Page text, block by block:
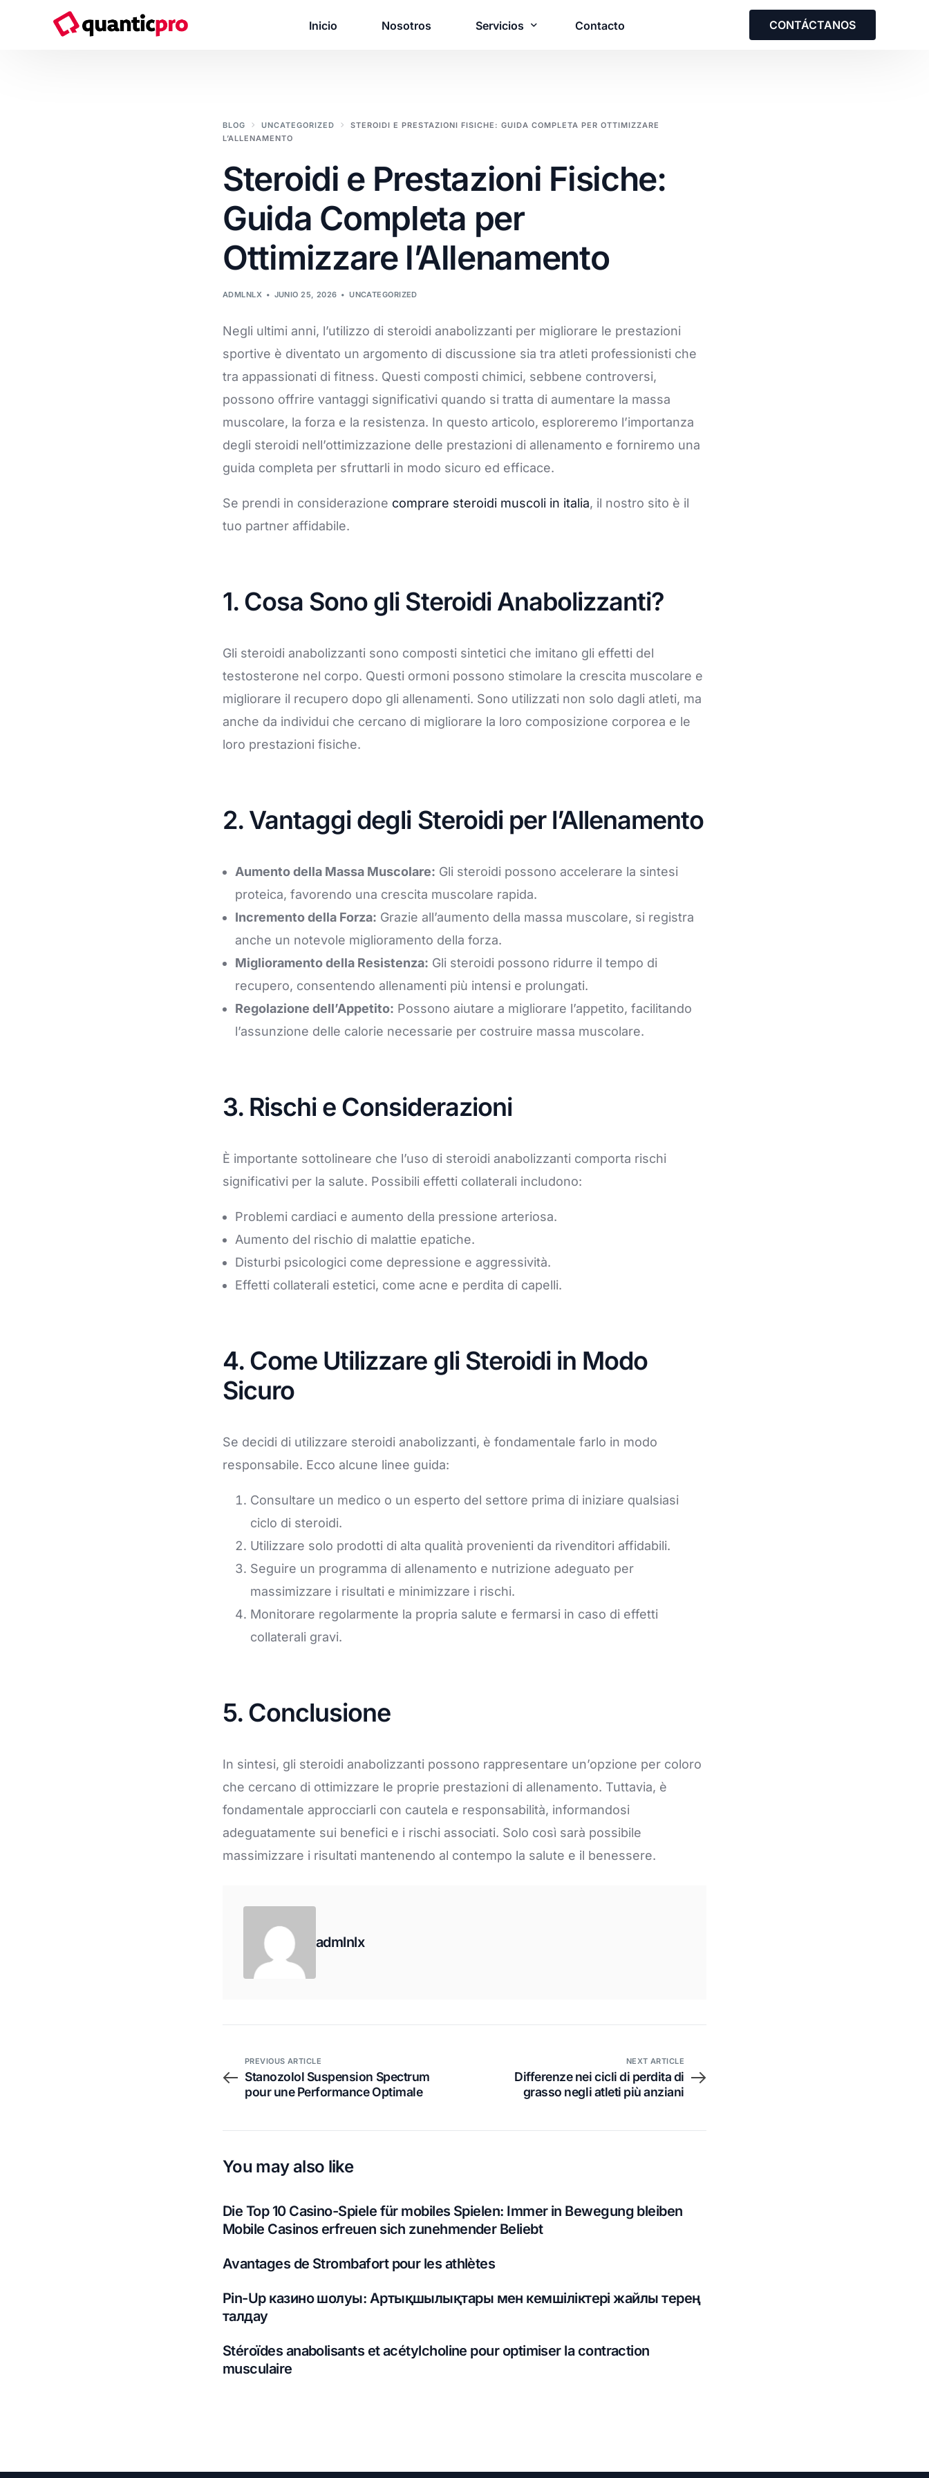
Inicio Nosotros Servicios
Desarrollo de software a medida
Póngase en contacto con nuestro equipo para analizar una
solución adaptada a sus necesidades y las de su equipo.
Contacto CONTÁCTANOS
BLOG UNCATEGORIZED
STEROIDI E PRESTAZIONI FISICHE: GUIDA COMPLETA PER OTTIMIZZARE
L’ALLENAMENTO
Steroidi e Prestazioni Fisiche:
Guida Completa per
Ottimizzare l’Allenamento
ADMLNLX JUNIO 25, 2026 UNCATEGORIZED
Negli ultimi anni, l’utilizzo di steroidi anabolizzanti per migliorare le prestazioni
sportive è diventato un argomento di discussione sia tra atleti professionisti che
tra appassionati di fitness. Questi composti chimici, sebbene controversi,
possono offrire vantaggi significativi quando si tratta di aumentare la massa
muscolare, la forza e la resistenza. In questo articolo, esploreremo l’importanza
degli steroidi nell’ottimizzazione delle prestazioni di allenamento e forniremo una
guida completa per sfruttarli in modo sicuro ed efficace.
Se prendi in considerazione comprare steroidi muscoli in italia, il nostro sito è il
tuo partner affidabile.
1. Cosa Sono gli Steroidi Anabolizzanti?
Gli steroidi anabolizzanti sono composti sintetici che imitano gli effetti del
testosterone nel corpo. Questi ormoni possono stimolare la crescita muscolare e
migliorare il recupero dopo gli allenamenti. Sono utilizzati non solo dagli atleti, ma
anche da individui che cercano di migliorare la loro composizione corporea e le
loro prestazioni fisiche.
2. Vantaggi degli Steroidi per l’Allenamento
Aumento della Massa Muscolare: Gli steroidi possono accelerare la sintesi
proteica, favorendo una crescita muscolare rapida.
Incremento della Forza: Grazie all’aumento della massa muscolare, si registra
anche un notevole miglioramento della forza.
Miglioramento della Resistenza: Gli steroidi possono ridurre il tempo di
recupero, consentendo allenamenti più intensi e prolungati.
Regolazione dell’Appetito: Possono aiutare a migliorare l’appetito, facilitando
l’assunzione delle calorie necessarie per costruire massa muscolare.
3. Rischi e Considerazioni
È importante sottolineare che l’uso di steroidi anabolizzanti comporta rischi
significativi per la salute. Possibili effetti collaterali includono:
Problemi cardiaci e aumento della pressione arteriosa.
Aumento del rischio di malattie epatiche.
Disturbi psicologici come depressione e aggressività.
Effetti collaterali estetici, come acne e perdita di capelli.
4. Come Utilizzare gli Steroidi in Modo
Sicuro
Se decidi di utilizzare steroidi anabolizzanti, è fondamentale farlo in modo
responsabile. Ecco alcune linee guida:
Consultare un medico o un esperto del settore prima di iniziare qualsiasi
ciclo di steroidi.
Utilizzare solo prodotti di alta qualità provenienti da rivenditori affidabili.
Seguire un programma di allenamento e nutrizione adeguato per
massimizzare i risultati e minimizzare i rischi.
Monitorare regolarmente la propria salute e fermarsi in caso di effetti
collaterali gravi.
5. Conclusione
In sintesi, gli steroidi anabolizzanti possono rappresentare un’opzione per coloro
che cercano di ottimizzare le proprie prestazioni di allenamento. Tuttavia, è
fondamentale approcciarli con cautela e responsabilità, informandosi
adeguatamente sui benefici e i rischi associati. Solo così sarà possibile
massimizzare i risultati mantenendo al contempo la salute e il benessere.
admlnlx
PREVIOUS ARTICLE
Stanozolol Suspension Spectrum
pour une Performance Optimale
NEXT ARTICLE
Differenze nei cicli di perdita di
grasso negli atleti più anziani
You may also like
Die Top 10 Casino-Spiele für mobiles Spielen: Immer in Bewegung bleiben
Mobile Casinos erfreuen sich zunehmender Beliebt
Avantages de Strombafort pour les athlètes
Pin-Up казино шолуы: Артықшылықтары мен кемшіліктері жайлы терең
талдау
Stéroïdes anabolisants et acétylcholine pour optimiser la contraction
musculaire